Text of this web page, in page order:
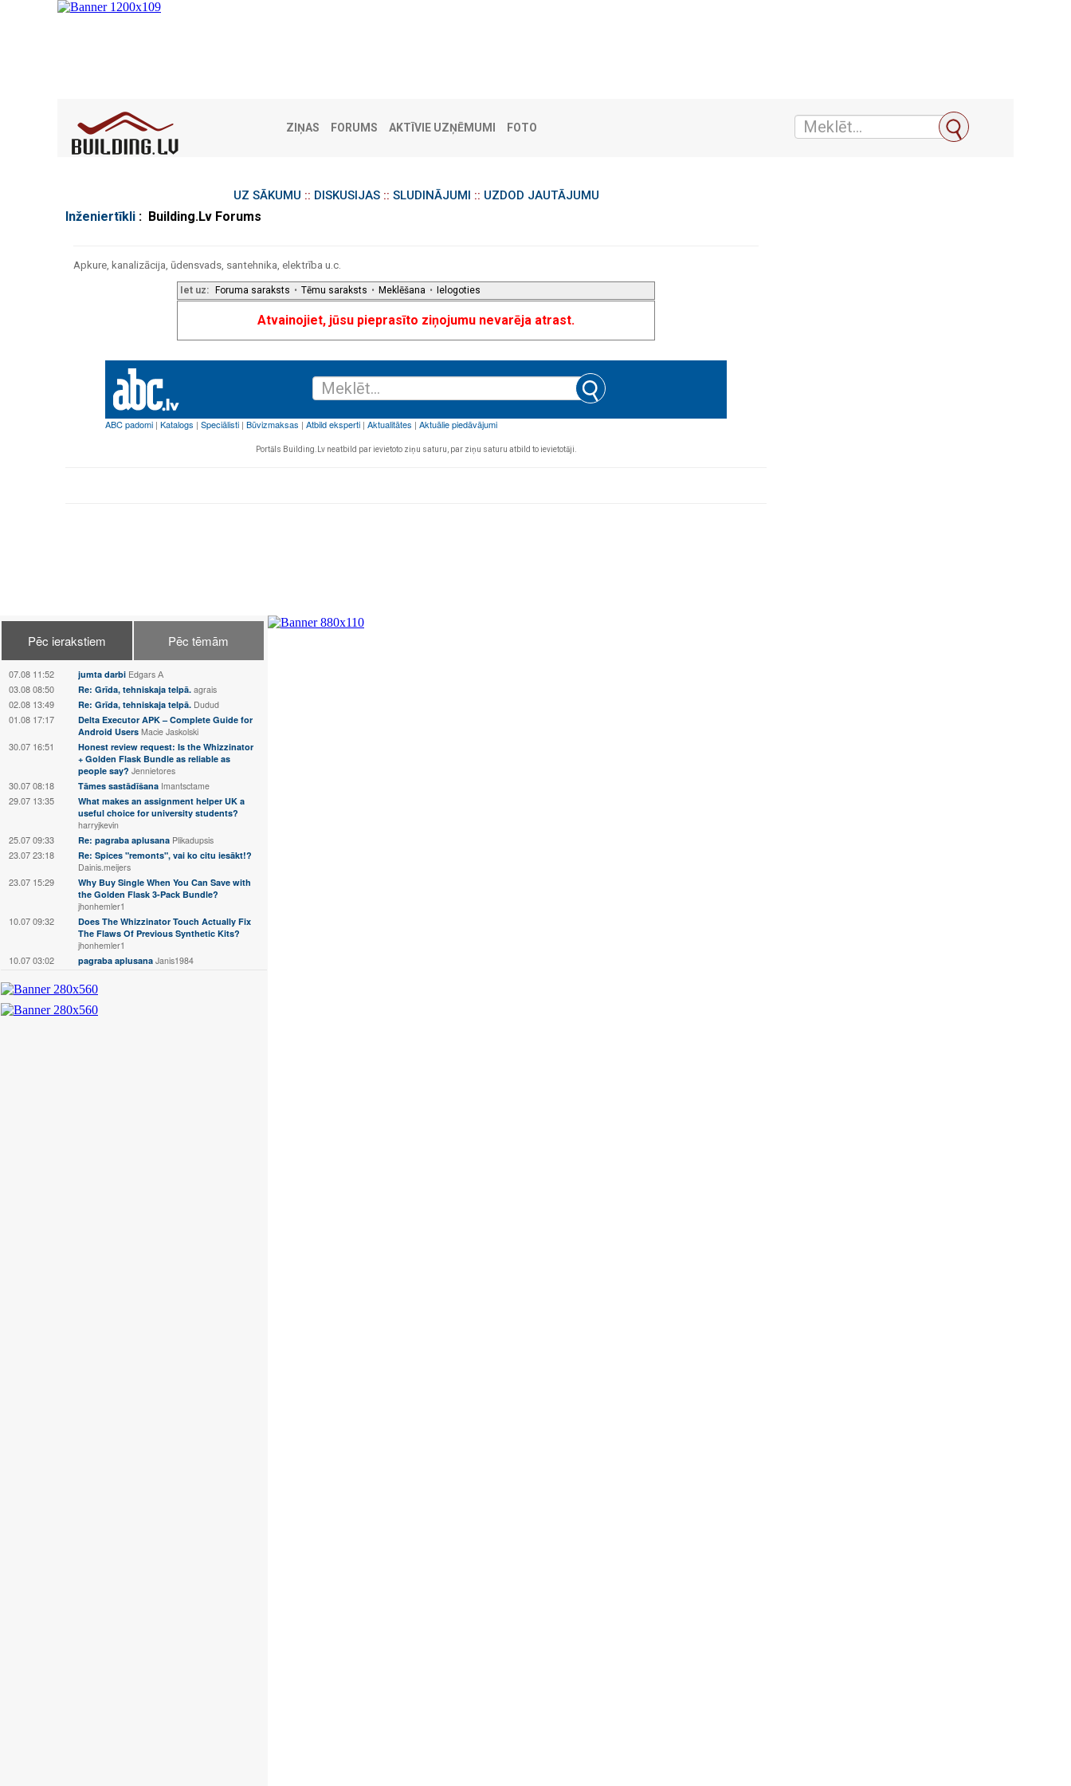
ZIŅAS FORUMS AKTĪVIE UZŅĒMUMI FOTO
UZ SĀKUMU :: DISKUSIJAS:: SLUDINĀJUMI :: UZDOD JAUTĀJUMU
Inženiertīkli : Building.Lv Forums
Apkure, kanalizācija, ūdensvads, santehnika, elektrība u.c.
Iet uz: Foruma saraksts • Tēmu saraksts • Meklēšana • Ielogoties
Atvainojiet, jūsu pieprasīto ziņojumu nevarēja atrast.
Portāls Building.Lv neatbild par ievietoto ziņu saturu, par ziņu saturu atbild to ievietotāji.
Pēc ierakstiem Pēc tēmām
07.08 11:52 jumta darbi Edgars А
03.08 08:50 Re: Grīda, tehniskaja telpā. agrais
02.08 13:49 Re: Grīda, tehniskaja telpā. Dudud
01.08 17:17
Delta Executor APK – Complete Guide for
Android Users Macie Jaskolski
30.07 16:51
Honest review request: Is the Whizzinator
+ Golden Flask Bundle as reliable as
people say? Jennietores
30.07 08:18 Tāmes sastādīšana Imantsctame
29.07 13:35
What makes an assignment helper UK a
useful choice for university students?
harryjkevin
25.07 09:33 Re: pagraba aplusana Plikadupsis
23.07 23:18
Re: Spices "remonts", vai ko citu iesākt!?
Dainis.meijers
23.07 15:29
Why Buy Single When You Can Save with
the Golden Flask 3-Pack Bundle?
jhonhemler1
10.07 09:32
Does The Whizzinator Touch Actually Fix
The Flaws Of Previous Synthetic Kits?
jhonhemler1
10.07 03:02 pagraba aplusana Janis1984